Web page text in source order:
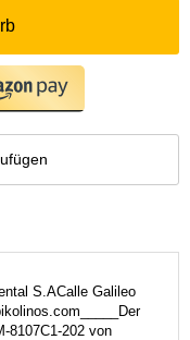
S.ACalle Galileo
8107C1-202 von